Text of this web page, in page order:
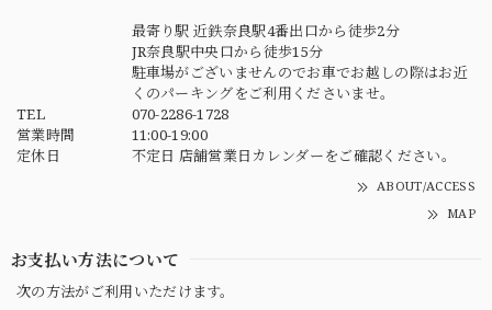
最寄り駅 近鉄奈良駅4番出口から徒歩2分
JR奈良駅中央口から徒歩15分
駐車場がございませんのでお車でお越しの際はお近
くのパーキングをご利用くださいませ。
TEL
070-2286-1728
営業時間
11:00-19:00
定休日
不定日 店舗営業日カレンダーをご確認ください。
ABOUT/ACCESS
MAP
お支払い方法について
次の方法がご利用いただけます。